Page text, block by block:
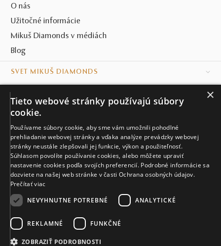
O nás
Užitočné informácie
Mikuš Diamonds v médiách
Blog
SVET MIKUŠ DIAMONDS
KONTAKT
Naše klenotníctva
Sídlo spoločnosti
© MIKUŠ DIAMONDS, A.S. 2026. VŠETKY PRÁVA VYHRADENÉ.
×
Tieto webové stránky používajú súbory
cookie.
Používame súbory cookie, aby sme vám umožnili pohodlné
prehliadanie webovej stránky a vďaka analýze prevádzky webovej
stránky neustále zlepšovali jej funkcie, výkon a použiteľnosť.
Súhlasom povolíte používanie cookies, alebo môžete upraviť
nastavenie cookies podľa svojích preferencií. Podrobné informácie sa
dozviete na našej web stránke v časti Ochrana osobných údajov.
Prečítať viac
NEVYHNUTNE POTREBNÉ
ANALYTICKÉ
REKLAMNÉ FUNKČNÉ
ZOBRAZIŤ PODROBNOSTI